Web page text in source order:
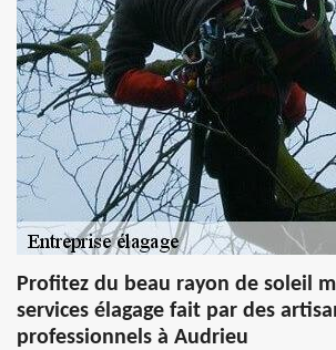
Profitez du beau rayon de soleil
services élagage fait par des
professionnels à Audrieu